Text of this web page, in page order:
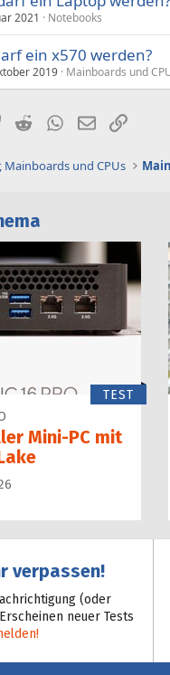
2021 Notebooks
ein x570 werden?
2019 Mainboards und
BlueskyRedditWhatsApp
E-MailLink
Mainboards und CPUs
TEST
Mini-PC mit
verpassen!
(oder
neuer Tests